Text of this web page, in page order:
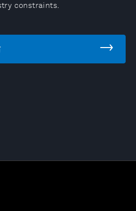
constraints.